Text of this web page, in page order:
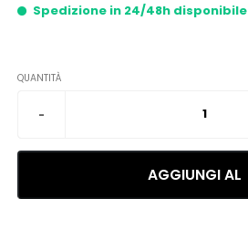
Spedizione in 24/48h disponibile
QUANTITÀ
AGGIUNGI AL